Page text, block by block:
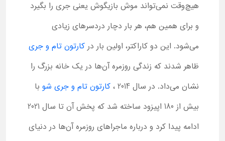
هیچ‌وقت نمی‌تواند موش بازیگوش یعنی جری را بگیرد
و برای همین هم، هر بار دچار دردسرهای زیادی
می‌شود. این دو کاراکتر، اولین بار در کارتون تام و جری
ظاهر شدند که زندگی روزمره آن‌ها در یک خانه بزرگ را
نشان می‌داد. در سال 2014 ،
کارتون تام و جری شو با
بیش از 180 اپیزود ساخته شد که پخش آن تا سال 2021
ادامه پیدا کرد و درباره ماجراهای روزمره آن‌ها در دنیای